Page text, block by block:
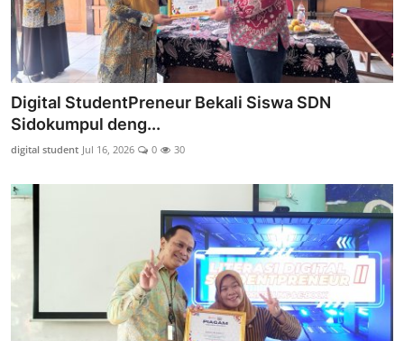
Digital StudentPreneur Bekali Siswa SDN
Sidokumpul deng...
digital student Jul 16, 2026 0 30